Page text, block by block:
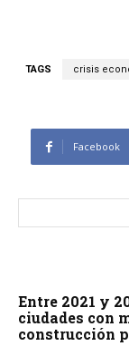
TAGS crisis
Facebook
Entre 2021 y
ciudades con
construcción